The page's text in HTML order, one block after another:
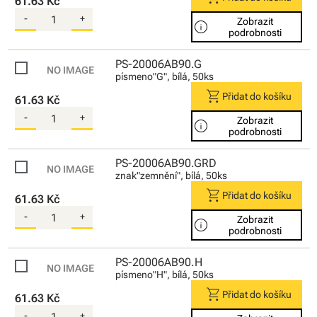
- + info
Zobrazit
podrobnosti
PS-20006AB90.G
písmeno"G", bílá, 50ks
61.63 Kč
- +
shopping_cart Přidat do košíku
info
Zobrazit
podrobnosti
PS-20006AB90.GRD
znak"zemnění", bílá, 50ks
61.63 Kč
- +
shopping_cart Přidat do košíku
info
Zobrazit
podrobnosti
PS-20006AB90.H
písmeno"H", bílá, 50ks
61.63 Kč shopping_cart Přidat do košíku